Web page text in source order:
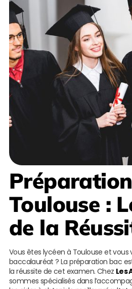
Toulouse :
de la
Vous êtes lycéen à Toulouse et vous
baccalauréat ? La préparation bac
la réussite de cet examen. Chez Les
sommes spécialisés dans